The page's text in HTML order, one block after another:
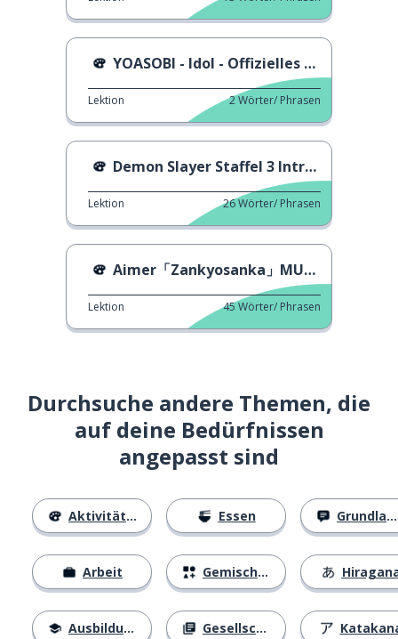
YOASOBI - Idol - Offizielles Musikvideo
Lektion 2Wörter/ Phrasen
Demon Slayer Staffel 3 Intro - MAN WITH A MISSION
Lektion 26Wörter/ Phrasen
Aimer「Zankyosanka」MUSIKVIDEO (Demon Slayer)
Lektion 45Wörter/ Phrasen
Durchsuche andere Themen, die
auf deine Bedürfnissen
angepasst sind
Aktivitäten
Arbeit
Ausbildung
Essen
Gemischtes
Gesellschaft
Grundlagen